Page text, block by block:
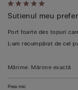
Evaluat
5
din
5
Sutienul meu
Port foarte des topuri
L-am recumpărat de cel
Mărime: Mărime exactă
Prea mic